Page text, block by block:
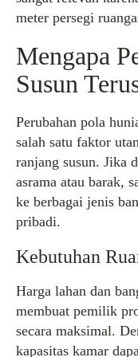
meter persegi
Mengapa
Susun
Perubahan pola
salah satu faktor
ranjang susun. Jika
asrama atau barak,
ke berbagai jenis
pribadi.
Kebutuhan
Harga lahan dan
membuat pemilik
secara maksimal.
kapasitas kamar